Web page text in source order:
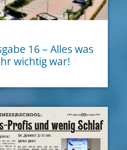
16 – Alles was
wichtig war!